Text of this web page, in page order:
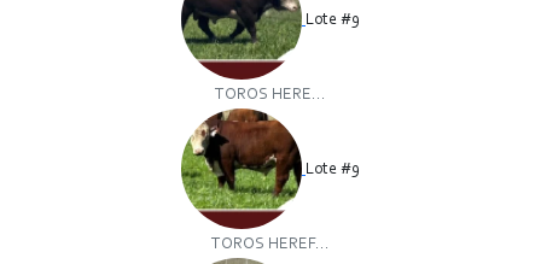
Lote #9
TOROS HERE...
Lote #9
TOROS HEREF...